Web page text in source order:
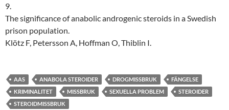
9.
The significance of anabolic androgenic steroids in a Swedish
prison population.
Klötz F, Petersson A, Hoffman O, Thiblin I.
AAS ANABOLA STEROIDER DROGMISSBRUK
FÄNGELSE
KRIMINALITET
MISSBRUK SEXUELLA PROBLEM
STEROIDER
STEROIDMISSBRUK